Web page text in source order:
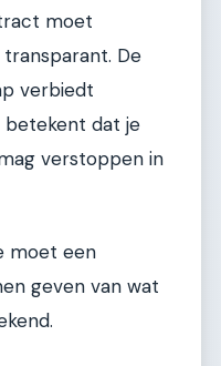
moet
De
verbiedt
betekent dat je
verstoppen in
moet een
geven van wat